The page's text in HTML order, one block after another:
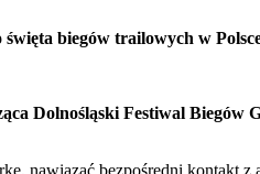
biegów trailowych w
Dolnośląski Festiwal
nawiązać bezpośredni kontakt